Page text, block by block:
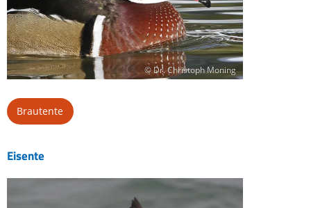
© Dr. Christoph Moning
Brautente
Eisente